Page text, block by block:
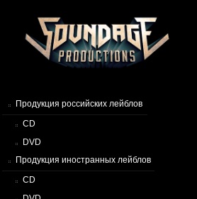
Продукция российских лейблов
CD
DVD
Продукция иностранных лейблов
CD